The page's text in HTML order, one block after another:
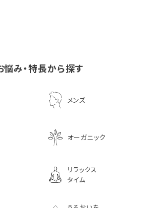
悩み・特長から探す
メンズ
オーガニック
リラックス
タイム